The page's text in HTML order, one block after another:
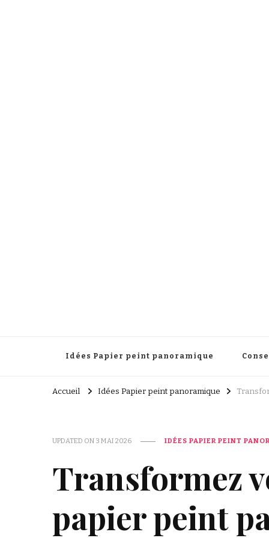
Idées Papier peint panoramique
Accueil Idées Papier peint panoramique
UPDATED ON 3 MAI 2026 IDÉES PAPIER PEINT
Transformez
papier peint